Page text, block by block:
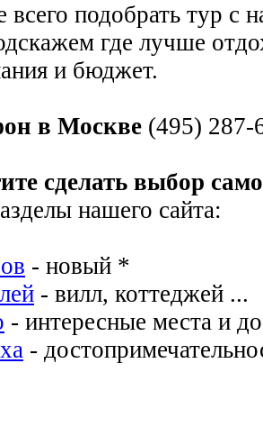
подобрать тур с
где лучше
и бюджет.
в Москве (495) 287-
сделать выбор
нашего сайта:
- новый *
- вилл, коттеджей ...
- интересные места и
-